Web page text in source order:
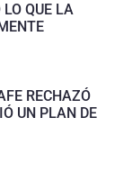
LO QUE LA
RECHAZÓ
UN PLAN DE